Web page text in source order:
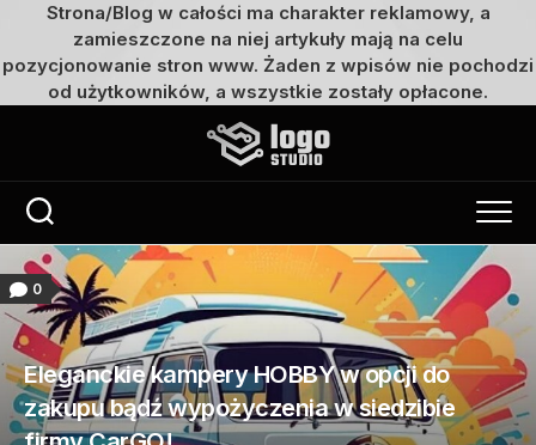
Strona/Blog w całości ma charakter reklamowy, a
zamieszczone na niej artykuły mają na celu
pozycjonowanie stron www. Żaden z wpisów nie pochodzi
od użytkowników, a wszystkie zostały opłacone.
0
Eleganckie kampery HOBBY w opcji do
zakupu bądź wypożyczenia w siedzibie